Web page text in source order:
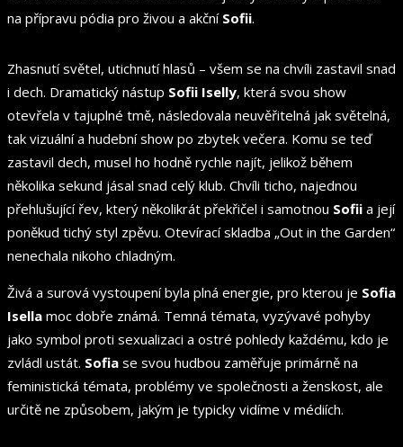
na přípravu pódia pro živou a akční Sofii.
Zhasnutí světel, utichnutí hlasů – všem se na chvíli zastavil snad
i dech. Dramatický nástup Sofii Iselly, která svou show
otevřela v tajuplné tmě, následovala neuvěřitelná jak světelná,
tak vizuální a hudební show po zbytek večera. Komu se teď
zastavil dech, musel ho hodně rychle najít, jelikož během
několika sekund jásal snad celý klub. Chvíli ticho, najednou
přehlušující řev, který několikrát překřičel i samotnou Sofii a její
poněkud tichý styl zpěvu. Otevírací skladba „Out in the Garden“
nenechala nikoho chladným.
Živá a surová vystoupení byla plná energie, pro kterou je Sofia
Isella moc dobře známá. Temná témata, vyzývavé pohyby
jako symbol proti sexualizaci a ostré pohledy každému, kdo je
zvládl ustát. Sofia se svou hudbou zaměřuje primárně na
feministická témata, problémy ve společnosti a ženskost, ale
určitě ne způsobem, jakým je typicky vidíme v médiích.